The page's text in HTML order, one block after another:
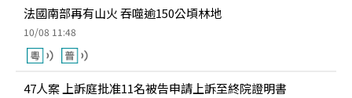
法國南部再有山火 吞噬逾150公頃林地
10/08 11:48
47人案 上訴庭批准11名被告申請上訴至終院證明書